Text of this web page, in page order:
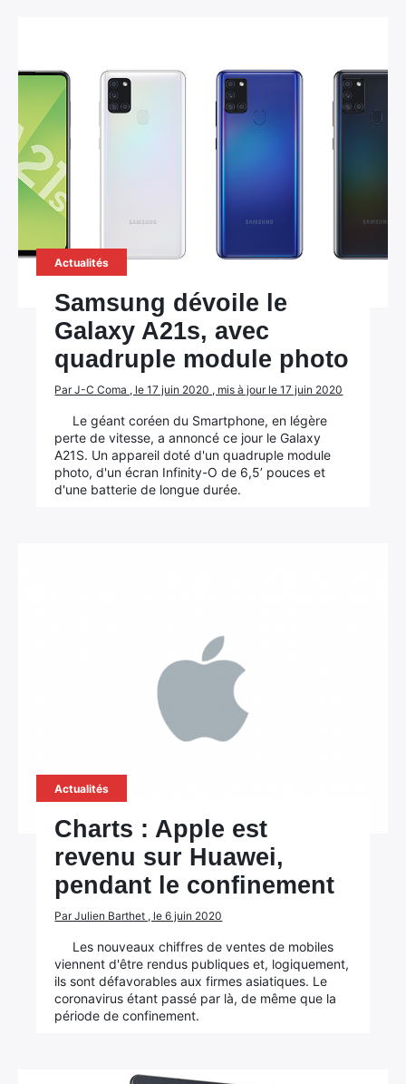
Actualités
Samsung dévoile le
Galaxy A21s, avec
quadruple module photo
Par J-C Coma , le 17 juin 2020 , mis à jour le 17 juin 2020
Le géant coréen du Smartphone, en légère
perte de vitesse, a annoncé ce jour le Galaxy
A21S. Un appareil doté d'un quadruple module
photo, d'un écran Infinity-O de 6,5’ pouces et
d'une batterie de longue durée.
Actualités
Charts : Apple est
revenu sur Huawei,
pendant le confinement
Par Julien Barthet , le 6 juin 2020
Les nouveaux chiffres de ventes de mobiles
viennent d'être rendus publiques et, logiquement,
ils sont défavorables aux firmes asiatiques. Le
coronavirus étant passé par là, de même que la
période de confinement.